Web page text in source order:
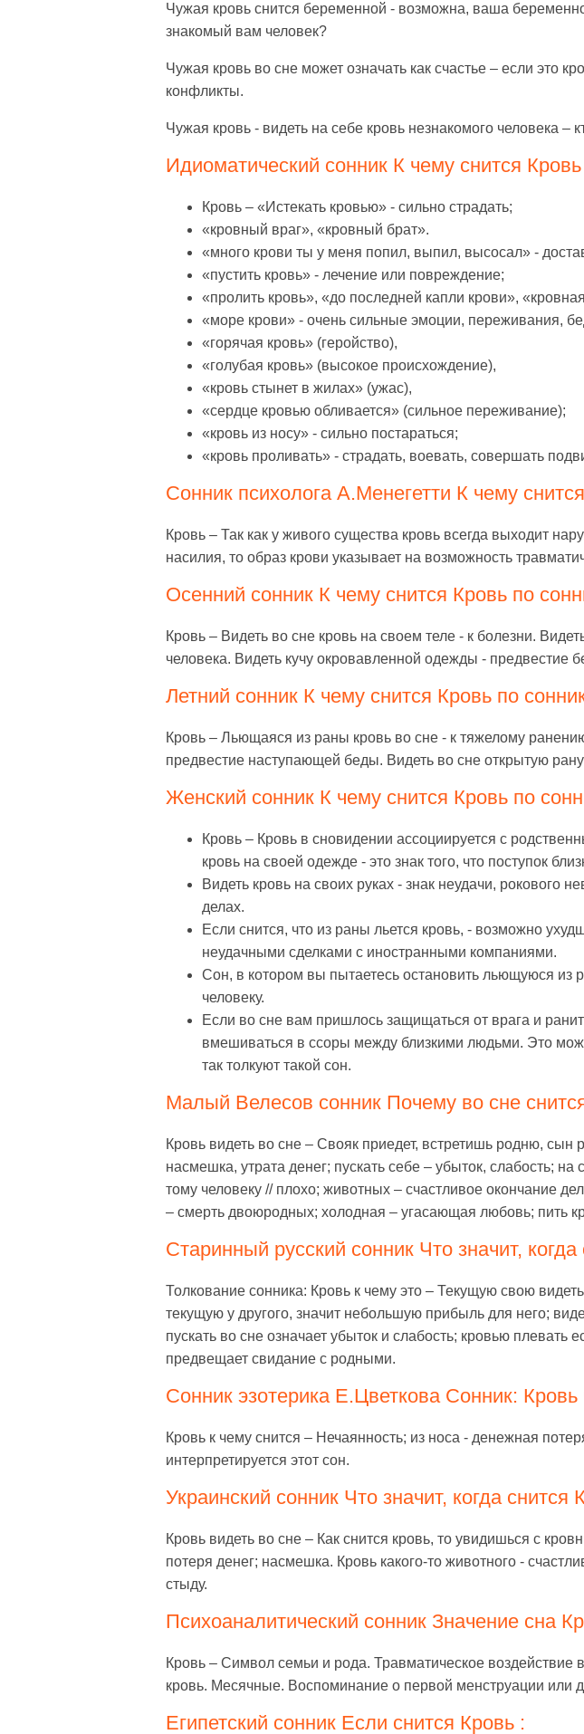
Чужая кровь снится беременной - возможна, ваша
знакомый вам человек?
Чужая кровь во сне может означать как счастье – если это
конфликты.
Чужая кровь - видеть на себе кровь незнакомого человека –
Идиоматический сонник К чему снится
Кровь – «Истекать кровью» - сильно страдать;
«кровный враг», «кровный брат».
«много крови ты у меня попил, выпил, высосал» -
«пустить кровь» - лечение или повреждение;
«пролить кровь», «до последней капли крови»,
«море крови» - очень сильные эмоции, переживания,
«горячая кровь» (геройство),
«голубая кровь» (высокое происхождение),
«кровь стынет в жилах» (ужас),
«сердце кровью обливается» (сильное переживание);
«кровь из носу» - сильно постараться;
«кровь проливать» - страдать, воевать, совершать
Сонник психолога А.Менегетти К чему
Кровь – Так как у живого существа кровь всегда выходит
насилия, то образ крови указывает на возможность
Осенний сонник К чему снится Кровь по
Кровь – Видеть во сне кровь на своем теле - к болезни.
человека. Видеть кучу окровавленной одежды - предвестие
Летний сонник К чему снится Кровь по
Кровь – Льющаяся из раны кровь во сне - к тяжелому
предвестие наступающей беды. Видеть во сне открытую рану
Женский сонник К чему снится Кровь по
Кровь – Кровь в сновидении ассоциируется с
кровь на своей одежде - это знак того, что поступок
Видеть кровь на своих руках - знак неудачи, рокового
делах.
Если снится, что из раны льется кровь, - возможно
неудачными сделками с иностранными компаниями.
Сон, в котором вы пытаетесь остановить льющуюся из
человеку.
Если во сне вам пришлось защищаться от врага и
вмешиваться в ссоры между близкими людьми. Это
так толкуют такой сон.
Малый Велесов сонник Почему во сне
Кровь видеть во сне – Свояк приедет, встретишь родню,
насмешка, утрата денег; пускать себе – убыток, слабость;
тому человеку // плохо; животных – счастливое окончание
– смерть двоюродных; холодная – угасающая любовь; пить
Старинный русский сонник Что значит, когда
Толкование сонника: Кровь к чему это – Текущую свою
текущую у другого, значит небольшую прибыль для него;
пускать во сне означает убыток и слабость; кровью плевать
предвещает свидание с родными.
Сонник эзотерика Е.Цветкова Сонник: Кровь
Кровь к чему снится – Нечаянность; из носа - денежная
интерпретируется этот сон.
Украинский сонник Что значит, когда снится
Кровь видеть во сне – Как снится кровь, то увидишься с
потеря денег; насмешка. Кровь какого-то животного -
стыду.
Психоаналитический сонник Значение сна
Кровь – Символ семьи и рода. Травматическое воздействие
кровь. Месячные. Воспоминание о первой менструации или
Египетский сонник Если снится Кровь :